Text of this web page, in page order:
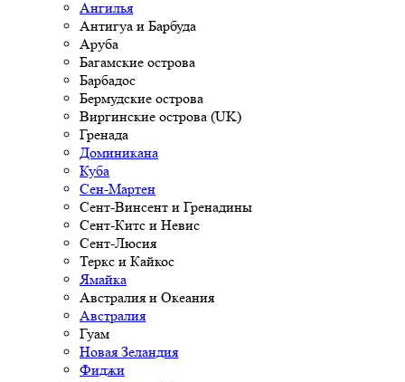
Ангилья
Антигуа и Барбуда
Аруба
Багамские острова
Барбадос
Бермудские острова
Виргинские острова (UK)
Гренада
Доминикана
Куба
Сен-Мартен
Сент-Винсент и Гренадины
Сент-Китс и Невис
Сент-Люсия
Теркс и Кайкос
Ямайка
Австралия и Океания
Австралия
Гуам
Новая Зеландия
Фиджи